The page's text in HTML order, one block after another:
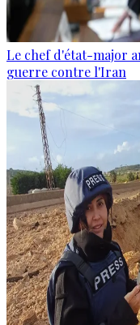
Le chef d'état-major
guerre contre l'Iran